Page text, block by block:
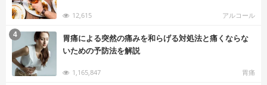
12,615 アルコール
胃痛による突然の痛みを和らげる対処法と痛くならな
いための予防法を解説
1,165,847 胃痛
4